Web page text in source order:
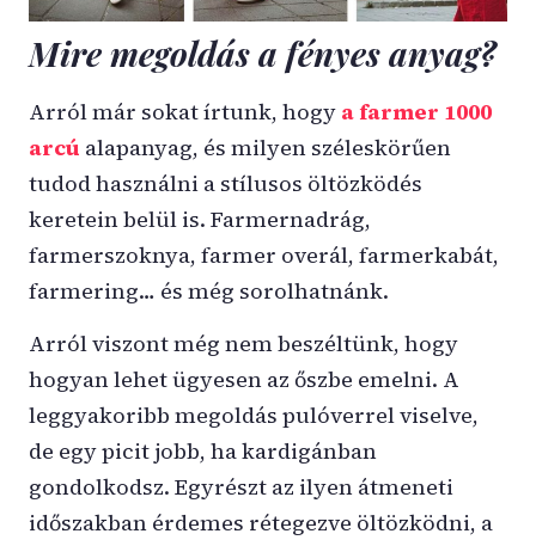
Mire megoldás a fényes anyag?
Arról már sokat írtunk, hogy a farmer 1000
arcú alapanyag, és milyen széleskörűen
tudod használni a stílusos öltözködés
keretein belül is. Farmernadrág,
farmerszoknya, farmer overál, farmerkabát,
farmering… és még sorolhatnánk.
Arról viszont még nem beszéltünk, hogy
hogyan lehet ügyesen az őszbe emelni. A
leggyakoribb megoldás pulóverrel viselve,
de egy picit jobb, ha kardigánban
gondolkodsz. Egyrészt az ilyen átmeneti
időszakban érdemes rétegezve öltözködni, a